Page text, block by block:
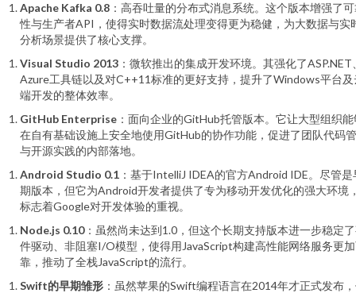
Apache Kafka 0.8 ：高吞吐量的分布式消息系统。这个版本增强了
性与生产者API，使得实时数据流处理变得更为稳健，为大数据与实
分析场景提供了核心支撑。
Visual Studio 2013 ：微软推出的集成开发环境。其强化了ASP.NET
Azure工具链以及对C++11标准的更好支持，提升了Windows平台及
端开发的整体效率。
GitHub Enterprise ：面向企业的GitHub托管版本。它让大型组织能
在自有基础设施上安全地使用GitHub的协作功能，促进了团队代码
与开源实践的内部落地。
Android Studio 0.1 ：基于IntelliJ IDEA的官方Android IDE。尽管是
期版本，但它为Android开发者提供了专为移动开发优化的强大环境
标志着Google对开发体验的重视。
Node.js 0.10：虽然尚未达到1.0，但这个长期支持版本进一步稳定
件驱动、非阻塞I/O模型，使得用JavaScript构建高性能网络服务更
靠，推动了全栈JavaScript的流行。
Swift的早期雏形 ：虽然苹果的Swift编程语言在2014年才正式发布